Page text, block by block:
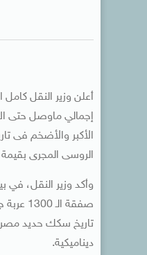
الأكبر والأضخم فى
الروسى المجرى بقيمة مليار و16 مليون
ديناميكية.